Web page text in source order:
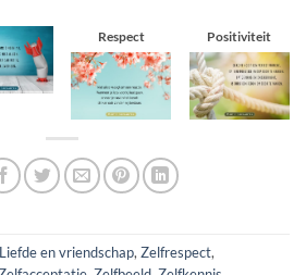
Respect Positiviteit
Liefde en vriendschap, Zelfrespect,